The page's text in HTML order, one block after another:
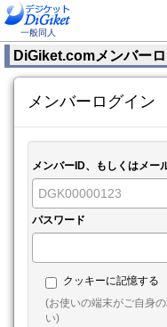
一般同人
DiGiket.comメンバー
メンバーログイン
メンバーID、もしくはメー
パスワード
クッキーに記憶する
(お使いの端末がご自身
い)